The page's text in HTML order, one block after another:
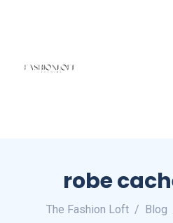
robe
The Fashion Loft Blog